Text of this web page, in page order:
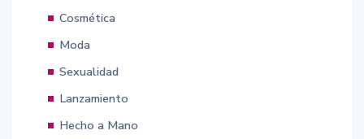
Cosmética
Moda
Sexualidad
Lanzamiento
Hecho a Mano